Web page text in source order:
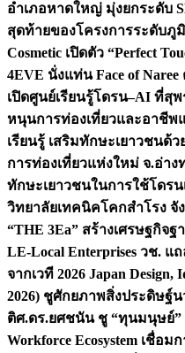
อำเภอหาดใหญ่ มุ่งยกระดับ
สุดท้ายของโครงการระดับภู
Cosmetic เปิดตัว “Perfect
4EVE นั่งแท่น Face of
เปิดศูนย์เรียนรู้โดรน–AI ที่สุ
หนุนการท่องเที่ยวและอาชีพ
เรียนรู้ เสริมทักษะเยาวชนด้
การท่องเที่ยวแห่งใหม่ จ.อ่าง
ทักษะเยาวชนในการใช้โดร
วิทยาลัยเทคนิคโคกสำโรง จั
“THE 3Ea” สร้างเศรษฐกิจ
LE-Local Enterprises วช. แ
จากเวที 2026 Japan Design,
2026) ชูศักยภาพสิ่งประดิษฐ์
ติศ.ดร.ยศชนัน ชู “ทุนมนุษย์”
Workforce Ecosystem เชื่อ